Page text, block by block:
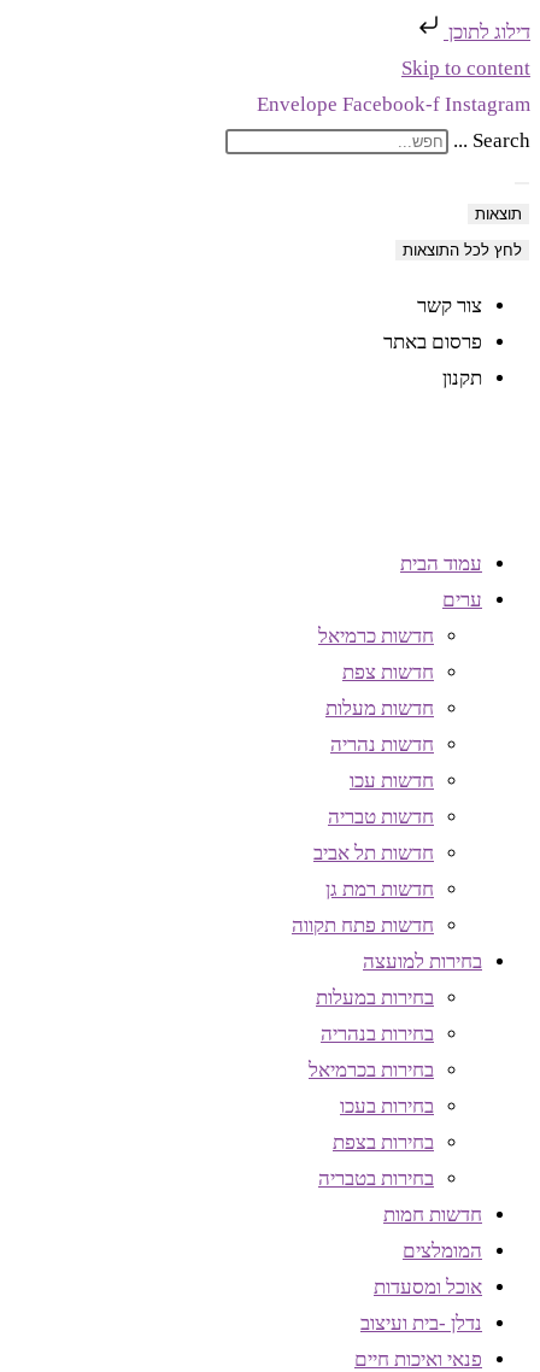
דילוג לתוכן
Skip to content
Envelope Facebook-f Instagram
Search ...
תוצאות
לחץ לכל התוצאות
צור קשר
פרסום באתר
תקנון
עמוד הבית
ערים
חדשות כרמיאל
חדשות צפת
חדשות מעלות
חדשות נהריה
חדשות עכו
חדשות טבריה
חדשות תל אביב
חדשות רמת גן
חדשות פתח תקווה
בחירות למועצה
בחירות במעלות
בחירות בנהריה
בחירות בכרמיאל
בחירות בעכו
בחירות בצפת
בחירות בטבריה
חדשות חמות
המומלצים
אוכל ומסעדות
נדלן -בית ועיצוב
פנאי ואיכות חיים